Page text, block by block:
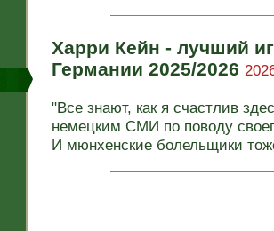
Харри Кейн - лучший
Германии 2025/2026
"Все знают, как я счастлив
немецким СМИ по поводу
И мюнхенские болельщики